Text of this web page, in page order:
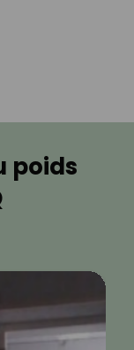
poids